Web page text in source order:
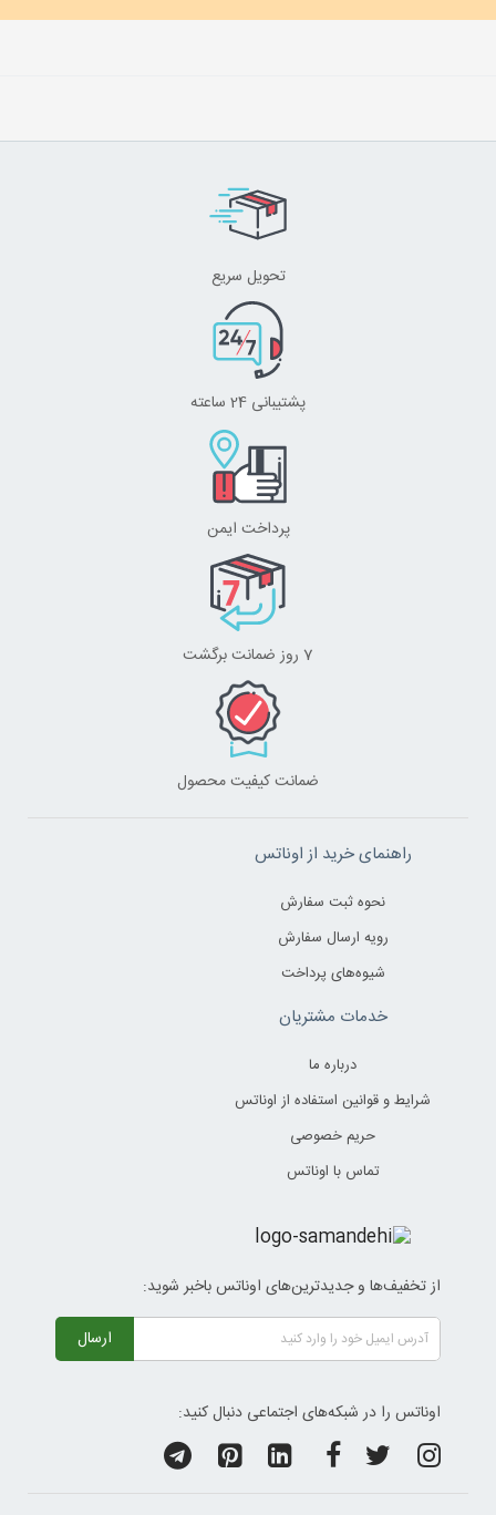
تحویل سریع
پشتیبانی 24 ساعته
پرداخت ایمن
7 روز ضمانت برگشت
ضمانت کیفیت محصول
راهنمای خرید از اوناتس
نحوه ثبت سفارش
رویه ارسال سفارش
شیوه‌های پرداخت
خدمات مشتریان
درباره ما
شرایط و قوانین استفاده از اوناتس
حریم خصوصی
تماس با اوناتس
از تخفیف‌ها و جدیدترین‌های اوناتس باخبر شوید:
ارسال
اوناتس را در شبکه‌های اجتماعی دنبال کنید: